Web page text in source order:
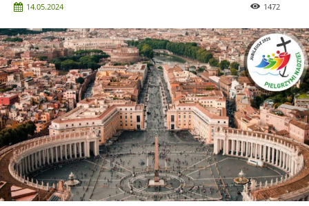
14.05.2024 1472